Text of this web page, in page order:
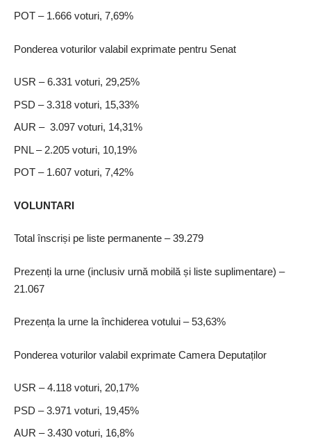
POT – 1.666 voturi, 7,69%
Ponderea voturilor valabil exprimate pentru Senat
USR – 6.331 voturi, 29,25%
PSD – 3.318 voturi, 15,33%
AUR – 3.097 voturi, 14,31%
PNL – 2.205 voturi, 10,19%
POT – 1.607 voturi, 7,42%
VOLUNTARI
Total înscriși pe liste permanente – 39.279
Prezenți la urne (inclusiv urnă mobilă și liste suplimentare) –
21.067
Prezența la urne la închiderea votului – 53,63%
Ponderea voturilor valabil exprimate Camera Deputaților
USR – 4.118 voturi, 20,17%
PSD – 3.971 voturi, 19,45%
AUR – 3.430 voturi, 16,8%